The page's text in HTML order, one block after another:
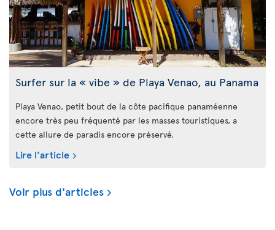
Surfer sur la « vibe » de Playa Venao, au Panama
Playa Venao, petit bout de la côte pacifique panaméenne
encore très peu fréquenté par les masses touristiques, a
cette allure de paradis encore préservé.
Lire l'article
Voir plus d'articles